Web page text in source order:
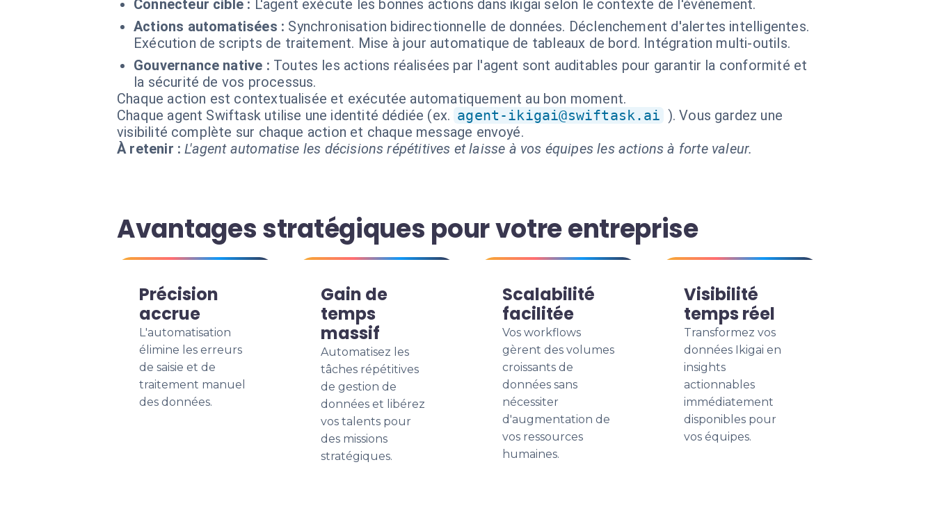
Connecteur cible : L'agent exécute les bonnes actions dans ikigai selon le contexte de l'événement.
Actions automatisées : Synchronisation bidirectionnelle de données. Déclenchement d'alertes intelligentes.
Exécution de scripts de traitement. Mise à jour automatique de tableaux de bord. Intégration multi-outils.
Gouvernance native : Toutes les actions réalisées par l'agent sont auditables pour garantir la conformité et
la sécurité de vos processus.
Chaque action est contextualisée et exécutée automatiquement au bon moment.
Chaque agent Swiftask utilise une identité dédiée (ex. agent-ikigai@swiftask.ai ). Vous gardez une
visibilité complète sur chaque action et chaque message envoyé.
À retenir : L'agent automatise les décisions répétitives et laisse à vos équipes les actions à forte valeur.
Avantages stratégiques pour votre entreprise
Précision
accrue
L'automatisation
élimine les erreurs
de saisie et de
traitement manuel
des données.
Gain de
temps
massif
Automatisez les
tâches répétitives
de gestion de
données et libérez
vos talents pour
des missions
stratégiques.
Scalabilité
facilitée
Vos workflows
gèrent des volumes
croissants de
données sans
nécessiter
d'augmentation de
vos ressources
humaines.
Visibilité
temps réel
Transformez vos
données Ikigai en
insights
actionnables
immédiatement
disponibles pour
vos équipes.